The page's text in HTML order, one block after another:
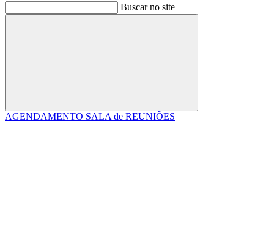
Buscar no site
Buscar
AGENDAMENTO SALA de REUNIÕES